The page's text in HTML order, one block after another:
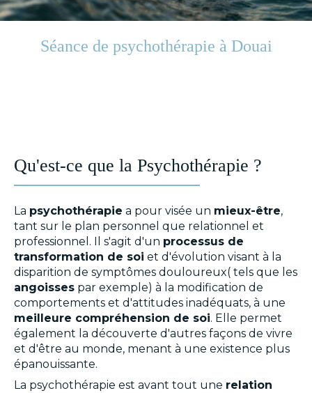
Séance de psychothérapie à Douai
Qu'est-ce que la Psychothérapie ?
La psychothérapie a pour visée un mieux-être,
tant sur le plan personnel que relationnel et
professionnel. Il s'agit d'un processus de
transformation de soi et d'évolution visant à la
disparition de symptômes douloureux( tels que les
angoisses par exemple) à la modification de
comportements et d'attitudes inadéquats, à une
meilleure compréhension de soi. Elle permet
également la découverte d'autres façons de vivre
et d'être au monde, menant à une existence plus
épanouissante.
La psychothérapie est avant tout une relation